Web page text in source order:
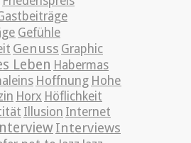
Gefühle
Genuss Graphic
Leben Habermas
Hoffnung Hohe
Horx Höflichkeit
Illusion Internet
Interviews